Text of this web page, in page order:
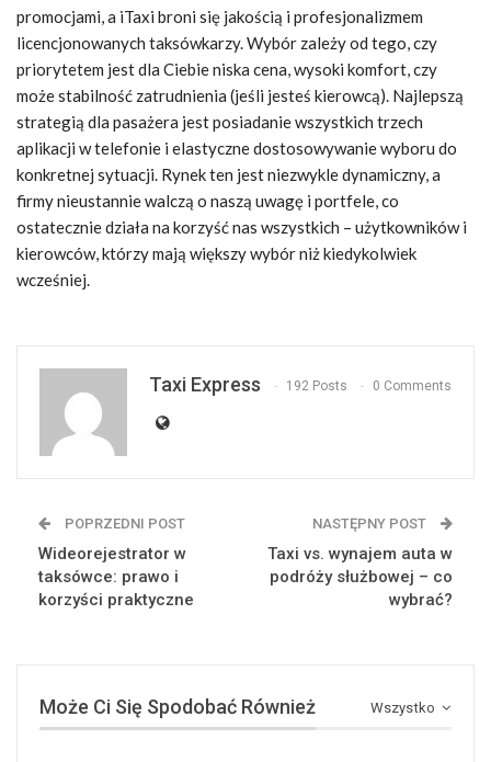
promocjami, a iTaxi broni się jakością i profesjonalizmem
licencjonowanych taksówkarzy. Wybór zależy od tego, czy
priorytetem jest dla Ciebie niska cena, wysoki komfort, czy
może stabilność zatrudnienia (jeśli jesteś kierowcą). Najlepszą
strategią dla pasażera jest posiadanie wszystkich trzech
aplikacji w telefonie i elastyczne dostosowywanie wyboru do
konkretnej sytuacji. Rynek ten jest niezwykle dynamiczny, a
firmy nieustannie walczą o naszą uwagę i portfele, co
ostatecznie działa na korzyść nas wszystkich – użytkowników i
kierowców, którzy mają większy wybór niż kiedykolwiek
wcześniej.
Taxi Express 192 Posts 0 Comments
POPRZEDNI POST
Wideorejestrator w
taksówce: prawo i
korzyści praktyczne
NASTĘPNY POST
Taxi vs. wynajem auta w
podróży służbowej – co
wybrać?
Wszystko
Może Ci Się Spodobać Również